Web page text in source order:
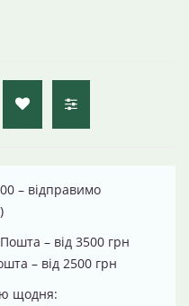
– відправимо
– від 3500 грн
– від 2500 грн
щодня: